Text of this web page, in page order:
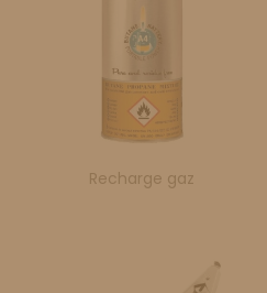
Recharge gaz